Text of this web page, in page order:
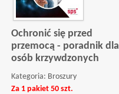
Ochronić się przed
przemocą - poradnik dla
osób krzywdzonych
Kategoria: Broszury
Za 1 pakiet 50 szt.